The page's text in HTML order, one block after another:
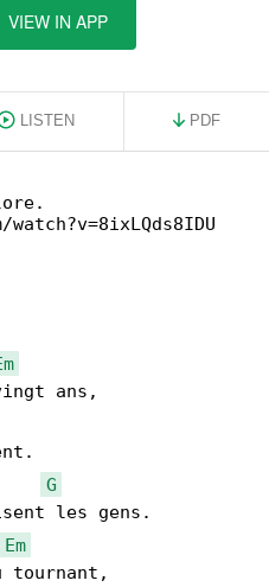
VIEW IN APP
LISTEN PDF
ans,
G
Em
tournant,